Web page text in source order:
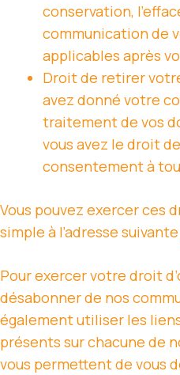
conservation,
communication de
applicables après
Droit de retirer
avez donné votre
traitement de vos
vous avez le droit
consentement à
Vous pouvez exercer ces
simple à l’adresse suivante
Pour exercer votre droit
désabonner de nos
également utiliser les
présents sur chacune de
vous permettent de vous